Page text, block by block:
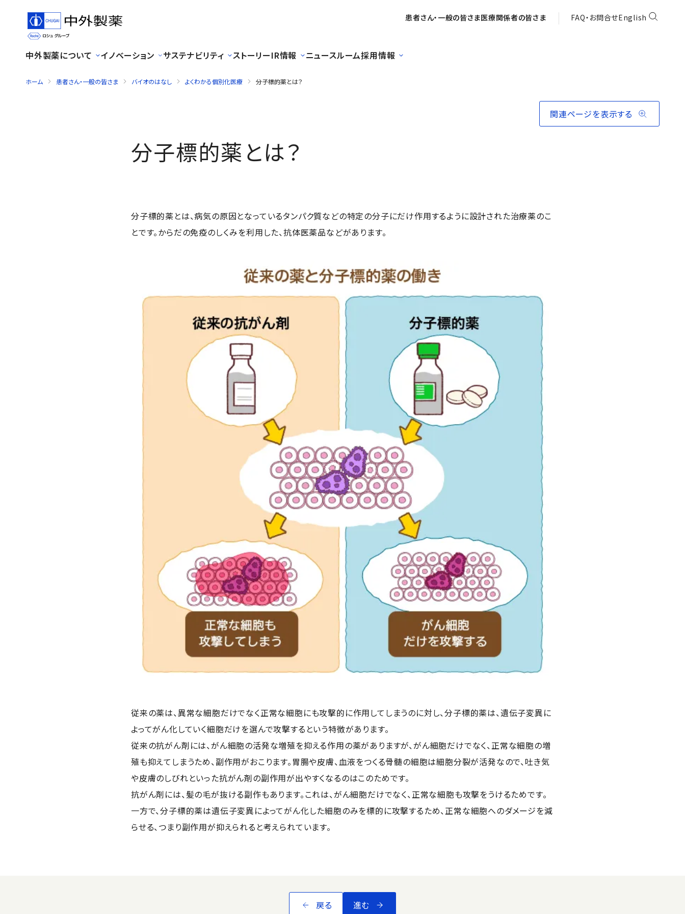
患者さん・一般の皆さま医療関係者の皆さま FAQ・お問合せEnglish
中外製薬について イノベーション サステナビリティ ストーリーIR情報 ニュースルーム採用情報
ホーム 患者さん・一般の皆さま バイオのはなし よくわかる個別化医療 分子標的薬とは？
関連ページを表示する
分子標的薬とは？
分子標的薬とは、病気の原因となっているタンパク質などの特定の分子にだけ作用するように設計された治療薬のこ
とです。からだの免疫のしくみを利用した、抗体医薬品などがあります。
従来の薬は、異常な細胞だけでなく正常な細胞にも攻撃的に作用してしまうのに対し、分子標的薬は、遺伝子変異に
よってがん化していく細胞だけを選んで攻撃するという特徴があります。
従来の抗がん剤には、がん細胞の活発な増殖を抑える作用の薬がありますが、がん細胞だけでなく、正常な細胞の増
殖も抑えてしまうため、副作用がおこります。胃腸や皮膚、血液をつくる骨髄の細胞は細胞分裂が活発なので、吐き気
や皮膚のしびれといった抗がん剤の副作用が出やすくなるのはこのためです。
抗がん剤には、髪の毛が抜ける副作もあります。これは、がん細胞だけでなく、正常な細胞も攻撃をうけるためです。
一方で、分子標的薬は遺伝子変異によってがん化した細胞のみを標的に攻撃するため、正常な細胞へのダメージを減
らせる、つまり副作用が抑えられると考えられています。
戻る 進む